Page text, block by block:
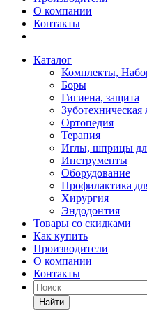
О компании
Контакты
Каталог
Комплекты,
Боры
Гигиена, защита
Зуботехническая
Ортопедия
Терапия
Иглы, шприцы
Инструменты
Оборудование
Профилактика
Хирургия
Эндодонтия
Товары со скидками
Как купить
Производители
О компании
Контакты
Найти